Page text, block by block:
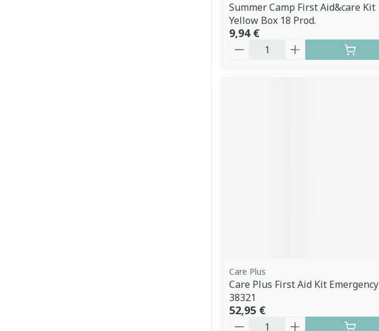
Summer Camp First Aid&care Kit
Yellow Box 18 Prod.
9,94 €
Quantité
Care Plus
Care Plus First Aid Kit Emergency
38321
52,95 €
Quantité